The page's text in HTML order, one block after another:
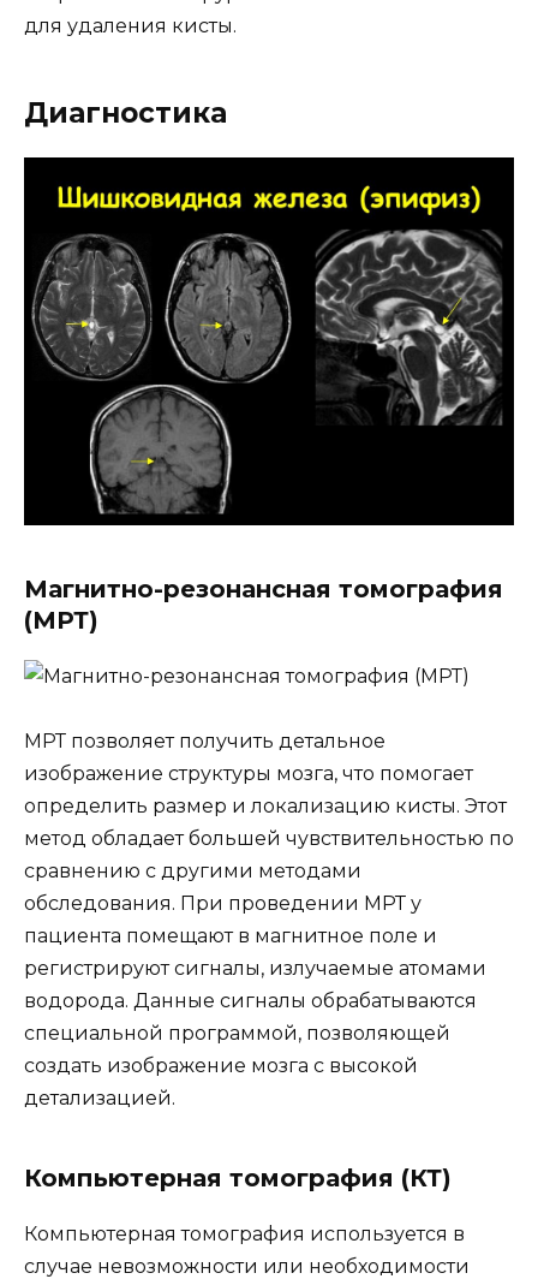
для удаления кисты.
Диагностика
Магнитно-резонансная томография
(МРТ)
МРТ позволяет получить детальное
изображение структуры мозга, что помогает
определить размер и локализацию кисты. Этот
метод обладает большей чувствительностью по
сравнению с другими методами
обследования. При проведении МРТ у
пациента помещают в магнитное поле и
регистрируют сигналы, излучаемые атомами
водорода. Данные сигналы обрабатываются
специальной программой, позволяющей
создать изображение мозга с высокой
детализацией.
Компьютерная томография (КТ)
Компьютерная томография используется в
случае невозможности или необходимости